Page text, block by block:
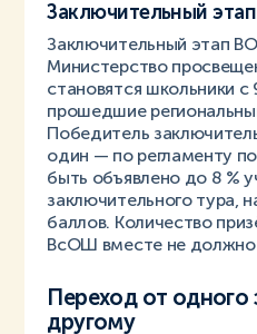
Заключительный
Заключительный этап
Министерство
становятся школьники
прошедшие
Победитель
один — по регламенту
быть объявлено до 8 %
заключительного тура,
баллов. Количество
ВсОШ вместе не должно
Переход от одного
другому